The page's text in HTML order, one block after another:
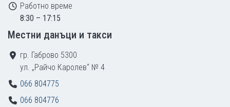
Работно време
8:30 – 17:15
Местни данъци и такси
гр. Габрово 5300
ул. „Райчо Каролев“ № 4
066 804775
066 804776